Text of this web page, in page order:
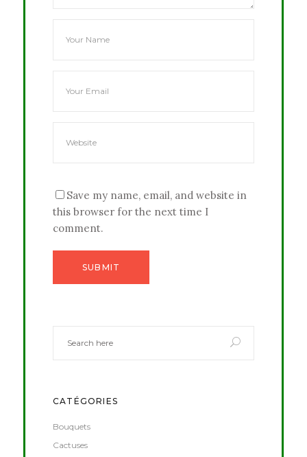
Save my name, email, and website in
this browser for the next time I
comment.
CATÉGORIES
Bouquets
Cactuses